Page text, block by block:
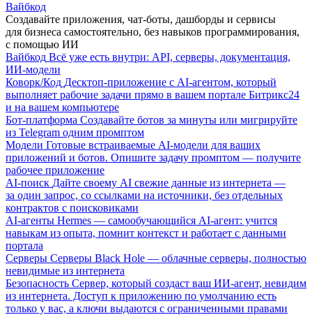
Вайбкод
Создавайте приложения, чат-боты, дашборды и сервисы
для бизнеса самостоятельно, без навыков программирования,
с помощью ИИ
Вайбкод Всё уже есть внутри: API, серверы, документация,
ИИ-модели
Коворк/Код Десктоп-приложение с AI-агентом, который
выполняет рабочие задачи прямо в вашем портале Битрикс24
и на вашем компьютере
Бот-платформа Создавайте ботов за минуты или мигрируйте
из Telegram одним промптом
Модели Готовые встраиваемые AI-модели для ваших
приложений и ботов. Опишите задачу промптом — получите
рабочее приложение
AI-поиск Дайте своему AI свежие данные из интернета —
за один запрос, со ссылками на источники, без отдельных
контрактов с поисковиками
AI-агенты Hermes — самообучающийся AI-агент: учится
навыкам из опыта, помнит контекст и работает с данными
портала
Серверы Серверы Black Hole — облачные серверы, полностью
невидимые из интернета
Безопасность Сервер, который создаст ваш ИИ-агент, невидим
из интернета. Доступ к приложению по умолчанию есть
только у вас, а ключи выдаются с ограниченными правами